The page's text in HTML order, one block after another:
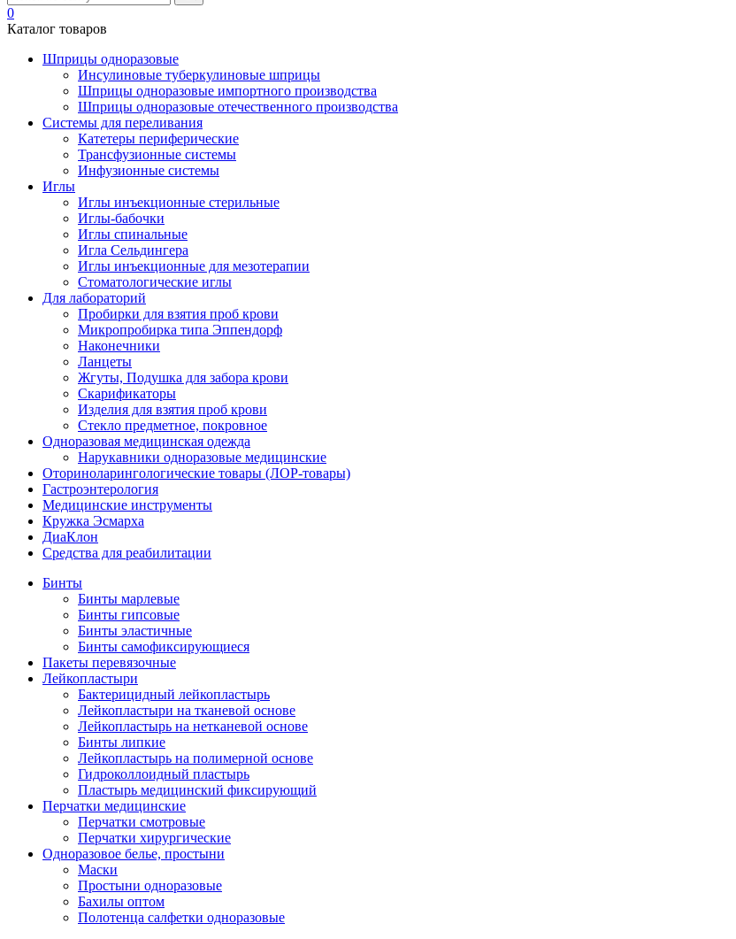
0
Каталог товаров
Шприцы одноразовые
Инсулиновые туберкулиновые шприцы
Шприцы одноразовые импортного производства
Шприцы одноразовые отечественного производства
Системы для переливания
Катетеры периферические
Трансфузионные системы
Инфузионные системы
Иглы
Иглы инъекционные стерильные
Иглы-бабочки
Иглы спинальные
Игла Сельдингера
Иглы инъекционные для мезотерапии
Стоматологические иглы
Для лабораторий
Пробирки для взятия проб крови
Микропробирка типа Эппендорф
Наконечники
Ланцеты
Жгуты, Подушка для забора крови
Скарификаторы
Изделия для взятия проб крови
Стекло предметное, покровное
Одноразовая медицинская одежда
Нарукавники одноразовые медицинские
Оториноларингологические товары (ЛОР-товары)
Гастроэнтерология
Медицинские инструменты
Кружка Эсмарха
ДиаКлон
Средства для реабилитации
Бинты
Бинты марлевые
Бинты гипсовые
Бинты эластичные
Бинты самофиксирующиеся
Пакеты перевязочные
Лейкопластыри
Бактерицидный лейкопластырь
Лейкопластыри на тканевой основе
Лейкопластырь на нетканевой основе
Бинты липкие
Лейкопластырь на полимерной основе
Гидроколлоидный пластырь
Пластырь медицинский фиксирующий
Перчатки медицинские
Перчатки смотровые
Перчатки хирургические
Одноразовое белье, простыни
Маски
Простыни одноразовые
Бахилы оптом
Полотенца салфетки одноразовые